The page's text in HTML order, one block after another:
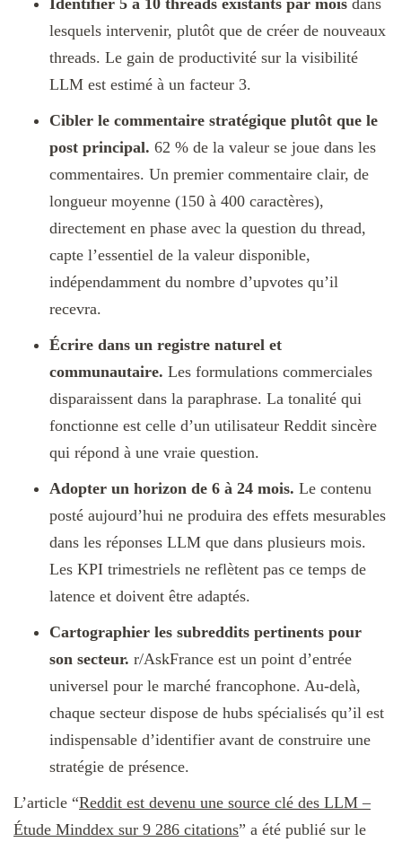
Identifier 5 à 10 threads existants par mois dans
lesquels intervenir, plutôt que de créer de nouveaux
threads. Le gain de productivité sur la visibilité
LLM est estimé à un facteur 3.
Cibler le commentaire stratégique plutôt que le
post principal. 62 % de la valeur se joue dans les
commentaires. Un premier commentaire clair, de
longueur moyenne (150 à 400 caractères),
directement en phase avec la question du thread,
capte l’essentiel de la valeur disponible,
indépendamment du nombre d’upvotes qu’il
recevra.
Écrire dans un registre naturel et
communautaire. Les formulations commerciales
disparaissent dans la paraphrase. La tonalité qui
fonctionne est celle d’un utilisateur Reddit sincère
qui répond à une vraie question.
Adopter un horizon de 6 à 24 mois. Le contenu
posté aujourd’hui ne produira des effets mesurables
dans les réponses LLM que dans plusieurs mois.
Les KPI trimestriels ne reflètent pas ce temps de
latence et doivent être adaptés.
Cartographier les subreddits pertinents pour
son secteur. r/AskFrance est un point d’entrée
universel pour le marché francophone. Au-delà,
chaque secteur dispose de hubs spécialisés qu’il est
indispensable d’identifier avant de construire une
stratégie de présence.
L’article “Reddit est devenu une source clé des LLM –
Étude Minddex sur 9 286 citations” a été publié sur le